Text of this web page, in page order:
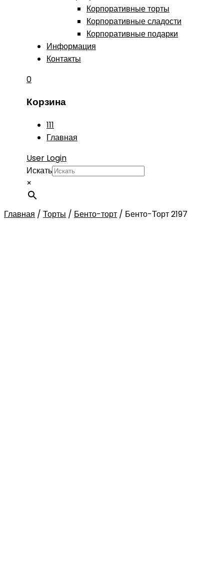
Корпоративные торты
Корпоративные сладости
Корпоративные подарки
Информация
Контакты
0
Корзина
111
Главная
User Login
Искать
×
Главная / Торты / Бенто-торт / Бенто-Торт 2197